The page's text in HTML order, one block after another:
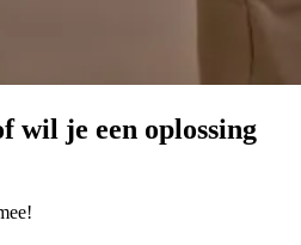
wil je een oplossing